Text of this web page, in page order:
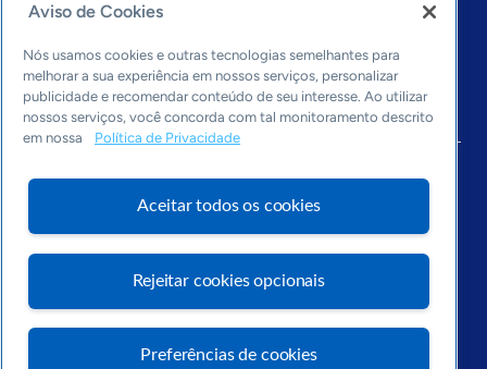
Economia & Política
Inovação & Tecnologia
Cultura empreendedora
Dados
Arquivo
Aviso de Cookies
Nós usamos cookies e outras tecnologias semelhantes para
melhorar a sua experiência em nossos serviços, personalizar
publicidade e recomendar conteúdo de seu interesse. Ao utilizar
nossos serviços, você concorda com tal monitoramento descrito
em nossa
Política de Privacidade
Aceitar todos os cookies
Rejeitar cookies opcionais
Preferências de cookies